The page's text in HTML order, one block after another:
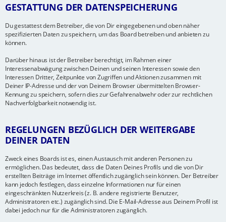
GESTATTUNG DER DATENSPEICHERUNG
Du gestattest dem Betreiber, die von Dir eingegebenen und oben näher
spezifizierten Daten zu speichern, um das Board betreiben und anbieten zu
können.
Darüber hinaus ist der Betreiber berechtigt, im Rahmen einer
Interessenabwägung zwischen Deinen und seinen Interessen sowie den
Interessen Dritter, Zeitpunkte von Zugriffen und Aktionen zusammen mit
Deiner IP-Adresse und der von Deinem Browser übermittelten Browser-
Kennung zu speichern, sofern dies zur Gefahrenabwehr oder zur rechtlichen
Nachverfolgbarkeit notwendig ist.
REGELUNGEN BEZÜGLICH DER WEITERGABE
DEINER DATEN
Zweck eines Boards ist es, einen Austausch mit anderen Personen zu
ermöglichen. Das bedeutet, dass die Daten Deines Profils und die von Dir
erstellten Beiträge im Internet öffentlich zugänglich sein können. Der Betreiber
kann jedoch festlegen, dass einzelne Informationen nur für einen
eingeschränkten Nutzerkreis (z. B. andere registrierte Benutzer,
Administratoren etc.) zugänglich sind. Die E-Mail-Adresse aus Deinem Profil ist
dabei jedoch nur für die Administratoren zugänglich.